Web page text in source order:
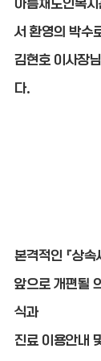
서 환영의 박수
김현호 이사장
다.
본격적인 『상
앞으로 개편될
식과
진료 이용안내